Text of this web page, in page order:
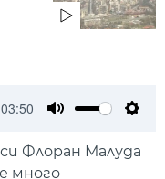
Флоран Малуда
много